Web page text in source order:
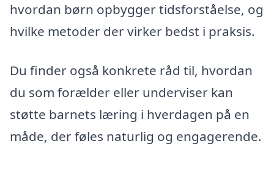
hvordan børn opbygger tidsforståelse, og
hvilke metoder der virker bedst i praksis.
Du finder også konkrete råd til, hvordan
du som forælder eller underviser kan
støtte barnets læring i hverdagen på en
måde, der føles naturlig og engagerende.